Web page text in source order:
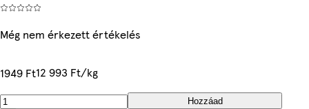
Még nem érkezett értékelés
1949 Ft12 993 Ft/kg
Hozzáad